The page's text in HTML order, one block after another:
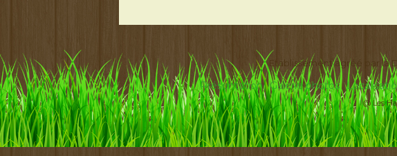
Etablissement agréé par la
Présentation Galerie photos
@ Les